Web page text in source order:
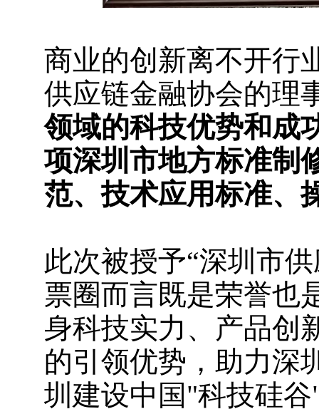
商业的创新离不开行
供应链金融协会的理
领域的科技优势和成
项深圳市地方标准制
范、技术应用标准、
此次被授予“深圳市
票圈而言既是荣誉也
身科技实力、产品创
的引领优势，助力深
圳建设中国"科技硅